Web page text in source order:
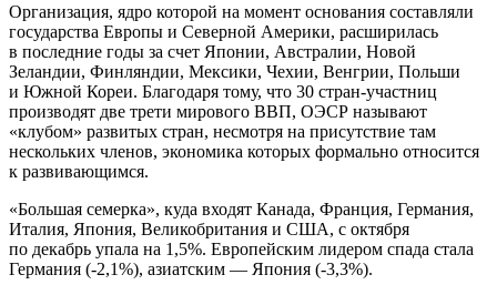
Организация, ядро которой на момент основания составляли
государства Европы и Северной Америки, расширилась
в последние годы за счет Японии, Австралии, Новой
Зеландии, Финляндии, Мексики, Чехии, Венгрии, Польши
и Южной Кореи. Благодаря тому, что 30 стран-участниц
производят две трети мирового ВВП, ОЭСР называют
«клубом» развитых стран, несмотря на присутствие там
нескольких членов, экономика которых формально относится
к развивающимся.
«Большая семерка», куда входят Канада, Франция, Германия,
Италия, Япония, Великобритания и США, с октября
по декабрь упала на 1,5%. Европейским лидером спада стала
Германия (-2,1%), азиатским — Япония (-3,3%).